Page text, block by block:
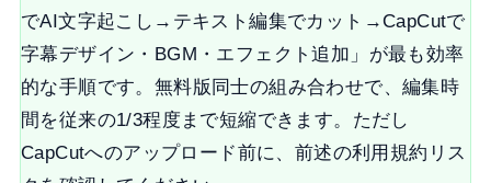
でAI文字起こし→テキスト編集でカット→CapCutで
字幕デザイン・BGM・エフェクト追加」が最も効率
的な手順です。無料版同士の組み合わせで、編集時
間を従来の1/3程度まで短縮できます。ただし
CapCutへのアップロード前に、前述の利用規約リス